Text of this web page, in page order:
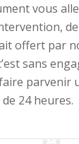
vous
offert par
sans
parvenir
24 heures.